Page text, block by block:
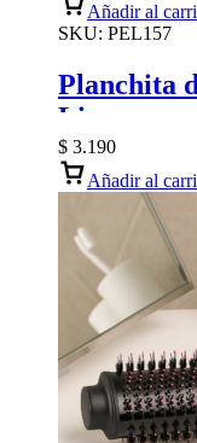
Añadir al
SKU: PEL157
Planchita
Lino
$ 3.190
Añadir al